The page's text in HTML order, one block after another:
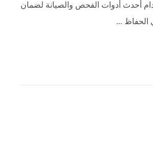
أحدث أدوات الفحص والصيانة لضمان
الحفاظ ...